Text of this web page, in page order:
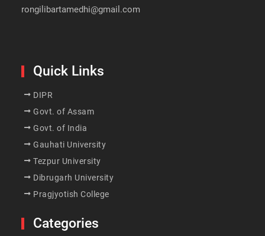
rongilibartamedhi@gmail.com
Quick Links
DIPR
Govt. of Assam
Govt. of India
Gauhati University
Tezpur University
Dibrugarh University
Pragjyotish College
Categories